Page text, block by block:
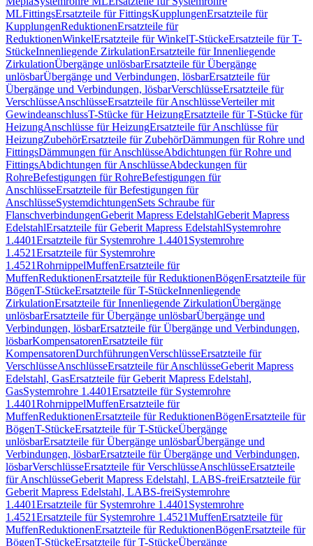
MLFittingsErsatzteile für FittingsKupplungenErsatzteile für
KupplungenReduktionenErsatzteile für
ReduktionenWinkelErsatzteile für WinkelT-StückeErsatzteile für T-
StückeInnenliegende ZirkulationErsatzteile für Innenliegende
ZirkulationÜbergänge unlösbarErsatzteile für Übergänge
unlösbarÜbergänge und Verbindungen, lösbarErsatzteile für
Übergänge und Verbindungen, lösbarVerschlüsseErsatzteile für
VerschlüsseAnschlüsseErsatzteile für AnschlüsseVerteiler mit
GewindeanschlussT-Stücke für HeizungErsatzteile für T-Stücke für
HeizungAnschlüsse für HeizungErsatzteile für Anschlüsse für
HeizungZubehörErsatzteile für ZubehörDämmungen für Rohre und
FittingsDämmungen für AnschlüsseAbdichtungen für Rohre und
FittingsAbdichtungen für AnschlüsseAbdeckungen für
RohreBefestigungen für RohreBefestigungen für
AnschlüsseErsatzteile für Befestigungen für
AnschlüsseSystemdichtungenSets Schraube für
FlanschverbindungenGeberit Mapress EdelstahlGeberit Mapress
EdelstahlErsatzteile für Geberit Mapress EdelstahlSystemrohre
1.4401Ersatzteile für Systemrohre 1.4401 Systemrohre
1.4521Ersatzteile für Systemrohre
1.4521RohrnippelMuffenErsatzteile für
MuffenReduktionenErsatzteile für ReduktionenBögenErsatzteile für
BögenT-StückeErsatzteile für T-StückeInnenliegende
ZirkulationErsatzteile für Innenliegende ZirkulationÜbergänge
unlösbarErsatzteile für Übergänge unlösbarÜbergänge und
Verbindungen, lösbarErsatzteile für Übergänge und Verbindungen,
lösbarKompensatorenErsatzteile für
KompensatorenDurchführungenVerschlüsseErsatzteile für
VerschlüsseAnschlüsseErsatzteile für AnschlüsseGeberit Mapress
Edelstahl, GasErsatzteile für Geberit Mapress Edelstahl,
GasSystemrohre 1.4401Ersatzteile für Systemrohre
1.4401RohrnippelMuffenErsatzteile für
MuffenReduktionenErsatzteile für ReduktionenBögenErsatzteile für
BögenT-StückeErsatzteile für T-StückeÜbergänge
unlösbarErsatzteile für Übergänge unlösbarÜbergänge und
Verbindungen, lösbarErsatzteile für Übergänge und Verbindungen,
lösbarVerschlüsseErsatzteile für VerschlüsseAnschlüsseErsatzteile
für AnschlüsseGeberit Mapress Edelstahl, LABS-freiErsatzteile für
Geberit Mapress Edelstahl, LABS-freiSystemrohre
1.4401Ersatzteile für Systemrohre 1.4401 Systemrohre
1.4521Ersatzteile für Systemrohre 1.4521MuffenErsatzteile für
MuffenReduktionenErsatzteile für ReduktionenBögenErsatzteile für
BögenT-StückeErsatzteile für T-StückeÜbergänge